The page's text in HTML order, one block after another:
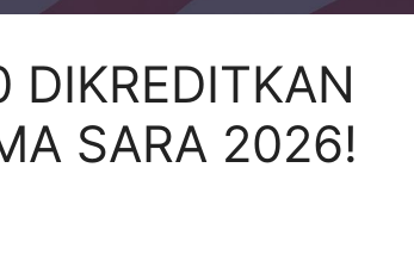
DIKREDITKAN
SARA 2026!